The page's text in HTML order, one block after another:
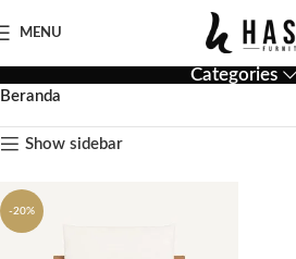
MENU
Categories
Beranda
Show sidebar
-20%